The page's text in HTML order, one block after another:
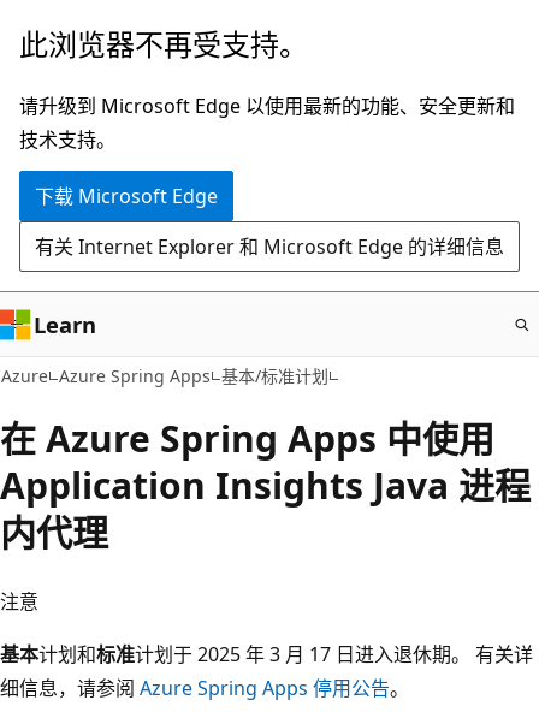
跳
主
要
内
此浏览器不再受支持。
请升级到 Microsoft Edge 以使用最新的功能、安全更新和
技术支持。
下载 Microsoft Edge
有关 Internet Explorer 和 Microsoft Edge 的详细信息
Learn
Azure Azure Spring Apps 基本/标准计划
在 Azure Spring Apps 中使用
Application Insights Java 进程
内代理
注意
基本计划和标准计划于 2025 年 3 月 17 日进入退休期。 有关详
细信息，请参阅 Azure Spring Apps 停用公告。